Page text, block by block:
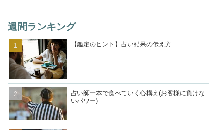
週間ランキング
【鑑定のヒント】占い結果の伝え方
占い師一本で食べていく心構え(お客様に負けな
いパワー)